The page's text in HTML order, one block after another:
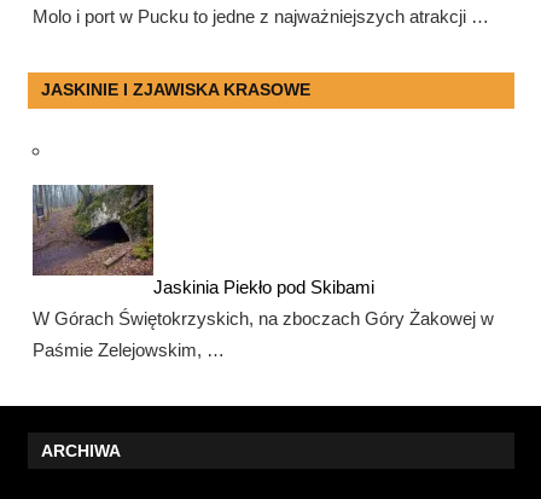
Molo i port w Pucku to jedne z najważniejszych atrakcji …
JASKINIE I ZJAWISKA KRASOWE
Jaskinia Piekło pod Skibami
W Górach Świętokrzyskich, na zboczach Góry Żakowej w
Paśmie Zelejowskim, …
ARCHIWA